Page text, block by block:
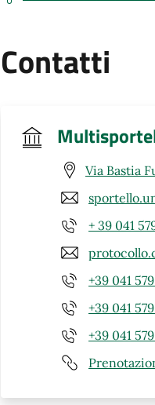
Contatti
Via Bastia
+ 39 041
+39 041
+39 041
+39 041